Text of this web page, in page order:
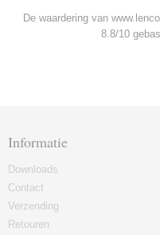
De waardering van
8.8/10
Informatie
Downloads
Contact
Verzending
Retouren